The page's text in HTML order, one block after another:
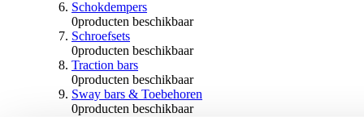
Schokdempers
0producten beschikbaar
Schroefsets
0producten beschikbaar
Traction bars
0producten beschikbaar
Sway bars & Toebehoren
0producten beschikbaar